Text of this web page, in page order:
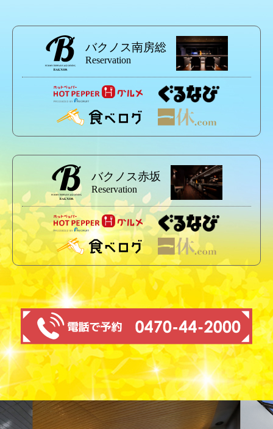
バクノス南房総
Reservation
バクノス赤坂
Reservation